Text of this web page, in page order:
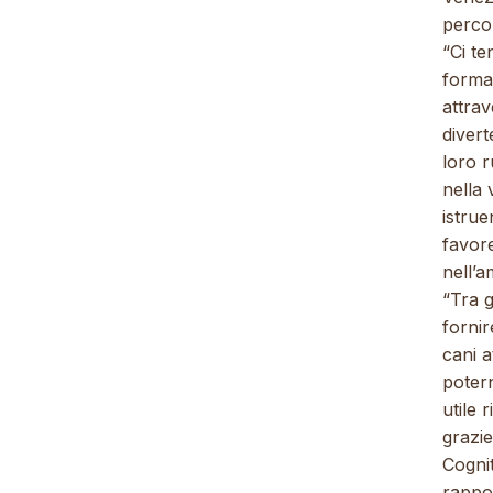
“Ci
loro
nella
“Tra
cani
utile